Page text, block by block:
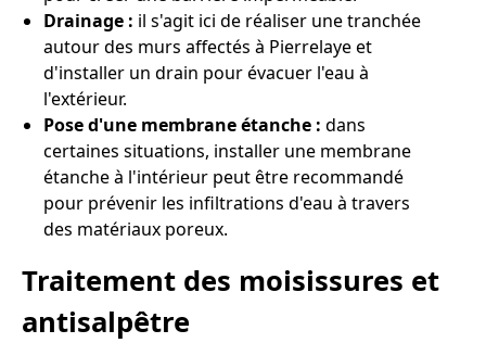
Drainage : il s'agit ici de réaliser une tranchée
autour des murs affectés à Pierrelaye et
d'installer un drain pour évacuer l'eau à
l'extérieur.
Pose d'une membrane étanche : dans
certaines situations, installer une membrane
étanche à l'intérieur peut être recommandé
pour prévenir les infiltrations d'eau à travers
des matériaux poreux.
Traitement des moisissures et
antisalpêtre